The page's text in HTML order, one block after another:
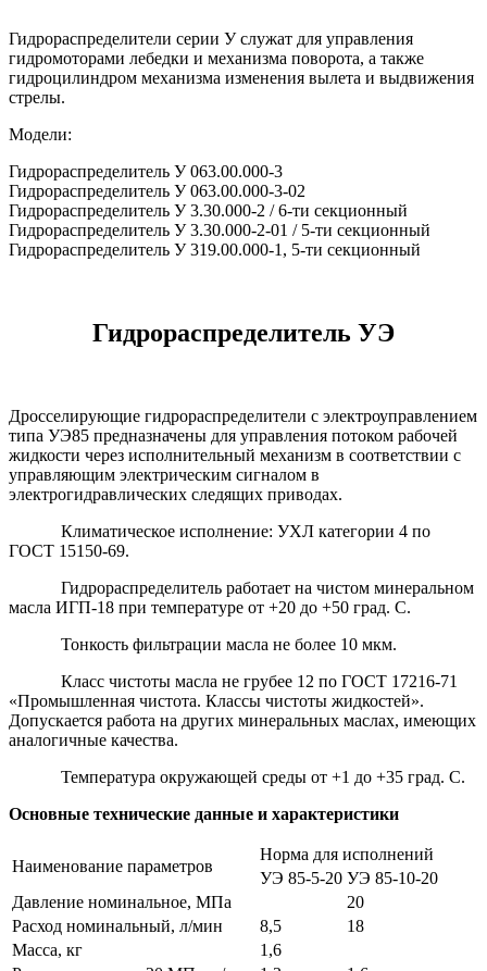
Гидрораспределители серии У служат для управления
гидромоторами лебедки и механизма поворота, а также
гидроцилиндром механизма изменения вылета и выдвижения
стрелы.
Модели:
Гидрораспределитель У 063.00.000-3
Гидрораспределитель У 063.00.000-3-02
Гидрораспределитель У 3.30.000-2 / 6-ти секционный
Гидрораспределитель У 3.30.000-2-01 / 5-ти секционный
Гидрораспределитель У 319.00.000-1, 5-ти секционный
Гидрораспределитель УЭ
Дросселирующие гидрораспределители с электроуправлением
типа УЭ85 предназначены для управления потоком рабочей
жидкости через исполнительный механизм в соответствии с
управляющим электрическим сигналом в
электрогидравлических следящих приводах.
Климатическое исполнение: УХЛ категории 4 по
ГОСТ 15150-69.
Гидрораспределитель работает на чистом минеральном
масла ИГП-18 при температуре от +20 до +50 град. C.
Тонкость фильтрации масла не более 10 мкм.
Класс чистоты масла не грубее 12 по ГОСТ 17216-71
«Промышленная чистота. Классы чистоты жидкостей».
Допускается работа на других минеральных маслах, имеющих
аналогичные качества.
Температура окружающей среды от +1 до +35 град. C.
Основные технические данные и характеристики
Наименование параметров
Норма для исполнений
УЭ 85-5-20 УЭ 85-10-20
Давление номинальное, МПа
20
Расход номинальный, л/мин
8,5
18
Масса, кг
1,6